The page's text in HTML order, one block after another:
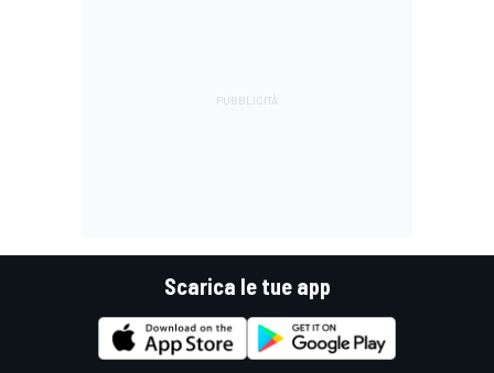
Scarica le tue app